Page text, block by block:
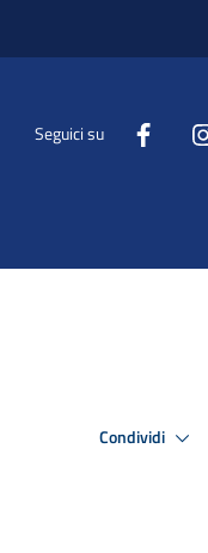
Seguici su
Condividi